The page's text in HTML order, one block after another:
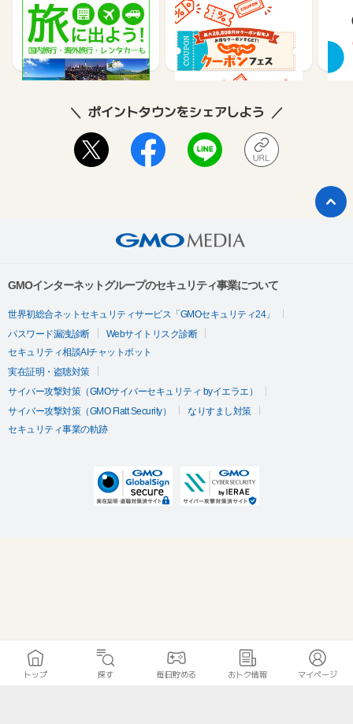
楽天トラベル
1%
じゃらんnet
1.2%
テ
ポイントタウンをシェアしよう
GMOインターネットグループのセキュリティ事業について
世界初総合ネットセキュリティサービス「GMOセキュリティ24」
パスワード漏洩診断
Webサイトリスク診断
セキュリティ相談AIチャットボット
実在証明・盗聴対策
サイバー攻撃対策（GMOサイバーセキュリティ byイエラエ）
サイバー攻撃対策（GMO Flatt Security）
なりすまし対策
セキュリティ事業の軌跡
トップ 探す 毎日貯める おトク情報 マイページ